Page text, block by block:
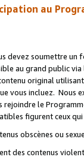
au
devez soumettre
au grand public
original
vous incluez. Nous
le
figurent ceux
obscènes ou
des contenus